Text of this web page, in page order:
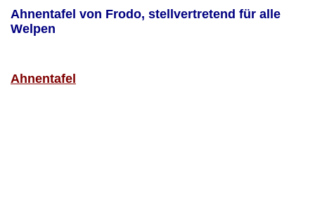
Ahnentafel von Frodo, stellvertretend für alle
Welpen
Ahnentafel